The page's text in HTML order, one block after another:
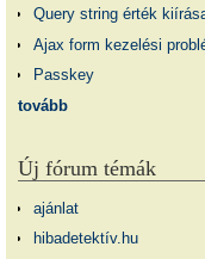
Query string érték
Ajax form kezelési
Passkey
tovább
Új fórum témák
ajánlat
hibadetektív.hu